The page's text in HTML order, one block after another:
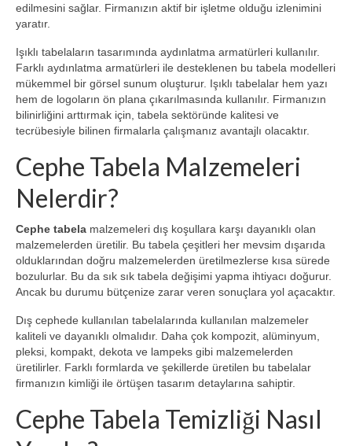
edilmesini sağlar. Firmanızın aktif bir işletme olduğu izlenimini
yaratır.
Işıklı tabelaların tasarımında aydınlatma armatürleri kullanılır.
Farklı aydınlatma armatürleri ile desteklenen bu tabela modelleri
mükemmel bir görsel sunum oluşturur. Işıklı tabelalar hem yazı
hem de logoların ön plana çıkarılmasında kullanılır. Firmanızın
bilinirliğini arttırmak için, tabela sektöründe kalitesi ve
tecrübesiyle bilinen firmalarla çalışmanız avantajlı olacaktır.
Cephe Tabela Malzemeleri
Nelerdir?
Cephe tabela malzemeleri dış koşullara karşı dayanıklı olan
malzemelerden üretilir. Bu tabela çeşitleri her mevsim dışarıda
olduklarından doğru malzemelerden üretilmezlerse kısa sürede
bozulurlar. Bu da sık sık tabela değişimi yapma ihtiyacı doğurur.
Ancak bu durumu bütçenize zarar veren sonuçlara yol açacaktır.
Dış cephede kullanılan tabelalarında kullanılan malzemeler
kaliteli ve dayanıklı olmalıdır. Daha çok kompozit, alüminyum,
pleksi, kompakt, dekota ve lampeks gibi malzemelerden
üretilirler. Farklı formlarda ve şekillerde üretilen bu tabelalar
firmanızın kimliği ile örtüşen tasarım detaylarına sahiptir.
Cephe Tabela Temizliği Nasıl